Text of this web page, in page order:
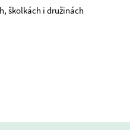
školkách i družinách